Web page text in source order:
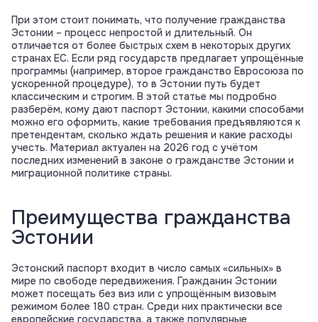
При этом стоит понимать, что получение гражданства
Эстонии – процесс непростой и длительный. Он
отличается от более быстрых схем в некоторых других
странах ЕС. Если ряд государств предлагает упрощённые
программы (например, второе гражданство Евросоюза по
ускоренной процедуре), то в Эстонии путь будет
классическим и строгим. В этой статье мы подробно
разберём, кому дают паспорт Эстонии, какими способами
можно его оформить, какие требования предъявляются к
претендентам, сколько ждать решения и какие расходы
учесть. Материал актуален на 2026 год с учётом
последних изменений в законе о гражданстве Эстонии и
миграционной политике страны.
Преимущества гражданства
Эстонии
Эстонский паспорт входит в число самых «сильных» в
мире по свободе передвижения. Гражданин Эстонии
может посещать без виз или с упрощённым визовым
режимом более 180 стран. Среди них практически все
европейские государства, а также популярные